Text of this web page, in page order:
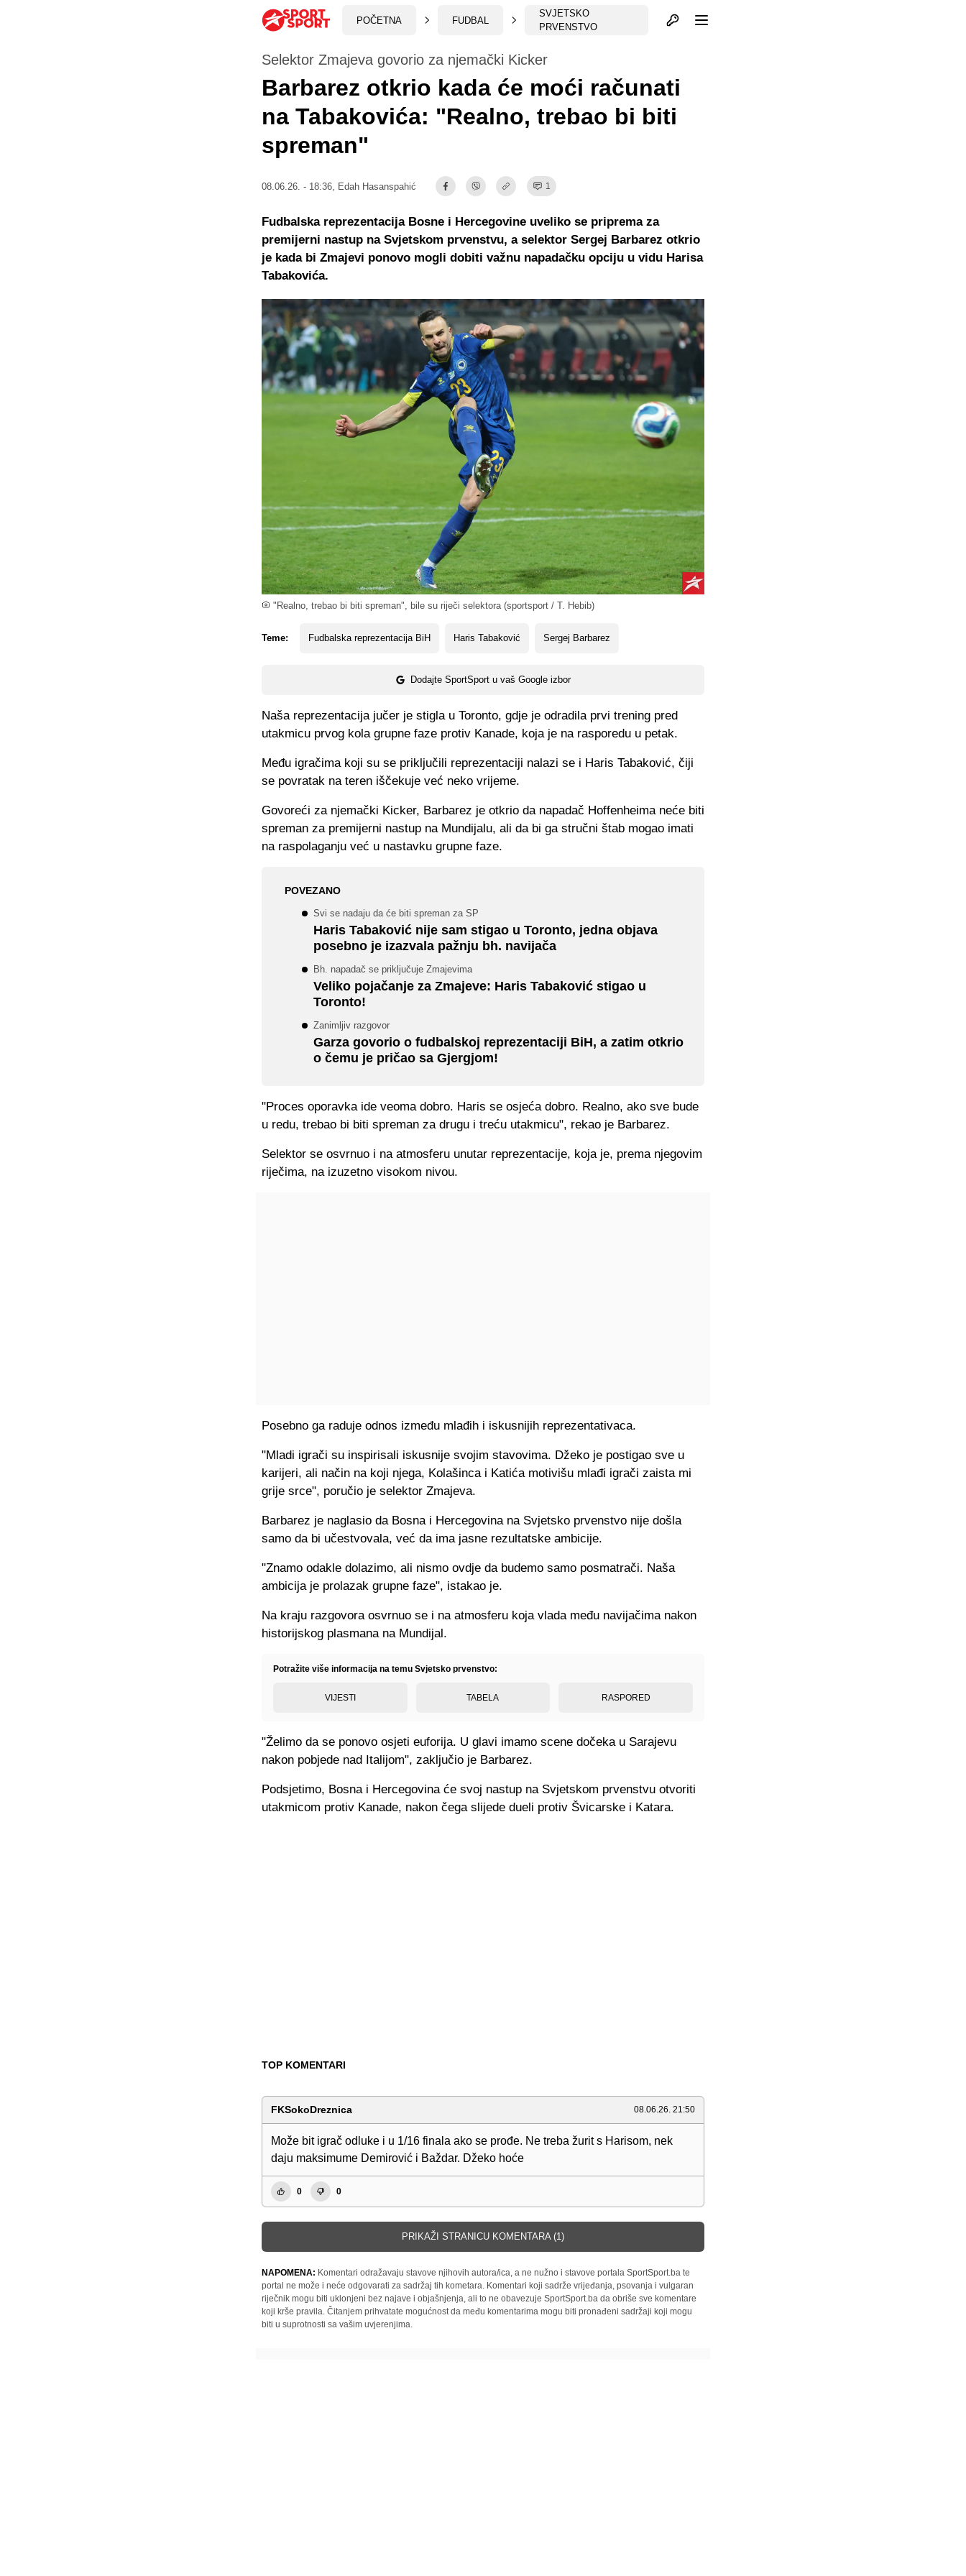
POČETNA FUDBAL
SVJETSKO
PRVENSTVO
Otvori profil
"Realno, trebao bi biti spreman", bile su riječi selektora (sportsport / T. Hebib)
Selektor Zmajeva govorio za njemački Kicker
Barbarez otkrio kada će moći računati
na Tabakovića: "Realno, trebao bi biti
spreman"
08.06.26. - 18:36, Edah Hasanspahić 1
Teme: Fudbalska reprezentacija BiH Haris Tabaković Sergej Barbarez
Dodajte SportSport u vaš Google izbor
Fudbalska reprezentacija Bosne i Hercegovine uveliko se priprema za
premijerni nastup na Svjetskom prvenstvu, a selektor Sergej Barbarez otkrio
je kada bi Zmajevi ponovo mogli dobiti važnu napadačku opciju u vidu Harisa
Tabakovića.
Naša reprezentacija jučer je stigla u Toronto, gdje je odradila prvi trening pred
utakmicu prvog kola grupne faze protiv Kanade, koja je na rasporedu u petak.
Među igračima koji su se priključili reprezentaciji nalazi se i Haris Tabaković, čiji
se povratak na teren iščekuje već neko vrijeme.
Govoreći za njemački Kicker, Barbarez je otkrio da napadač Hoffenheima neće biti
spreman za premijerni nastup na Mundijalu, ali da bi ga stručni štab mogao imati
na raspolaganju već u nastavku grupne faze.
POVEZANO
Svi se nadaju da će biti spreman za SP
Haris Tabaković nije sam stigao u Toronto, jedna objava
posebno je izazvala pažnju bh. navijača
Bh. napadač se priključuje Zmajevima
Veliko pojačanje za Zmajeve: Haris Tabaković stigao u
Toronto!
Zanimljiv razgovor
Garza govorio o fudbalskoj reprezentaciji BiH, a zatim otkrio
o čemu je pričao sa Gjergjom!
"Proces oporavka ide veoma dobro. Haris se osjeća dobro. Realno, ako sve bude
u redu, trebao bi biti spreman za drugu i treću utakmicu", rekao je Barbarez.
Selektor se osvrnuo i na atmosferu unutar reprezentacije, koja je, prema njegovim
riječima, na izuzetno visokom nivou.
Posebno ga raduje odnos između mlađih i iskusnijih reprezentativaca.
"Mladi igrači su inspirisali iskusnije svojim stavovima. Džeko je postigao sve u
karijeri, ali način na koji njega, Kolašinca i Katića motivišu mlađi igrači zaista mi
grije srce", poručio je selektor Zmajeva.
Barbarez je naglasio da Bosna i Hercegovina na Svjetsko prvenstvo nije došla
samo da bi učestvovala, već da ima jasne rezultatske ambicije.
"Znamo odakle dolazimo, ali nismo ovdje da budemo samo posmatrači. Naša
ambicija je prolazak grupne faze", istakao je.
Na kraju razgovora osvrnuo se i na atmosferu koja vlada među navijačima nakon
historijskog plasmana na Mundijal.
Potražite više informacija na temu Svjetsko prvenstvo:
VIJESTI TABELA RASPORED
"Želimo da se ponovo osjeti euforija. U glavi imamo scene dočeka u Sarajevu
nakon pobjede nad Italijom", zaključio je Barbarez.
Podsjetimo, Bosna i Hercegovina će svoj nastup na Svjetskom prvenstvu otvoriti
utakmicom protiv Kanade, nakon čega slijede dueli protiv Švicarske i Katara.
TOP KOMENTARI
FKSokoDreznica 08.06.26. 21:50
Može bit igrač odluke i u 1/16 finala ako se prođe. Ne treba žurit s Harisom, nek
daju maksimume Demirović i Baždar. Džeko hoće
0 0
PRIKAŽI STRANICU KOMENTARA (1)
NAPOMENA: Komentari odražavaju stavove njihovih autora/ica, a ne nužno i stavove portala SportSport.ba te
portal ne može i neće odgovarati za sadržaj tih kometara. Komentari koji sadrže vrijeđanja, psovanja i vulgaran
riječnik mogu biti uklonjeni bez najave i objašnjenja, ali to ne obavezuje SportSport.ba da obriše sve komentare
koji krše pravila. Čitanjem prihvatate mogućnost da među komentarima mogu biti pronađeni sadržaji koji mogu
biti u suprotnosti sa vašim uvjerenjima.